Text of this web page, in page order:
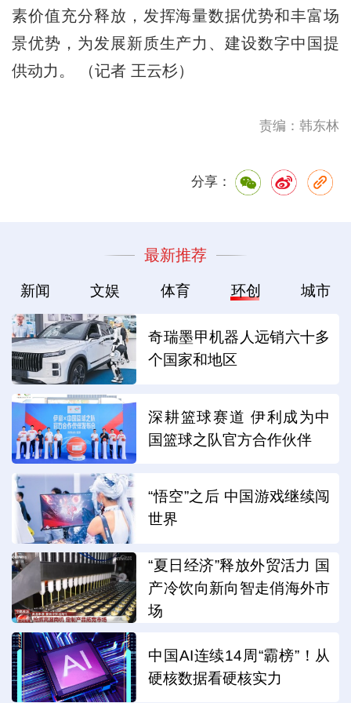
素价值充分释放，发挥海量数据优势和丰富场
景优势，为发展新质生产力、建设数字中国提
供动力。 （记者 王云杉）
责编：韩东林
分享：
最新推荐
新闻 文娱 体育 环创 城市
奇瑞墨甲机器人远销六十多
个国家和地区
深耕篮球赛道 伊利成为中
国篮球之队官方合作伙伴
“悟空”之后 中国游戏继续闯
世界
“夏日经济”释放外贸活力 国
产冷饮向新向智走俏海外市
场
中国AI连续14周“霸榜”！从
硬核数据看硬核实力